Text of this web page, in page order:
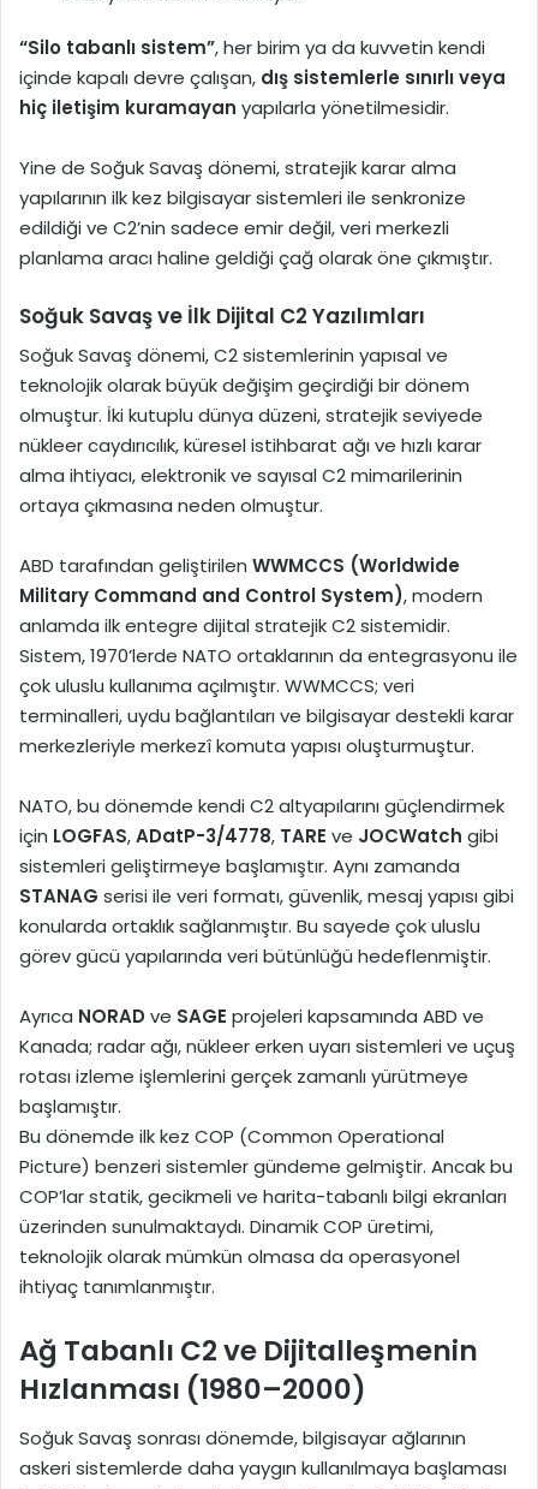
“Silo tabanlı sistem”, her birim ya da kuvvetin kendi
içinde kapalı devre çalışan, dış sistemlerle sınırlı veya
hiç iletişim kuramayan yapılarla yönetilmesidir.
Yine de Soğuk Savaş dönemi, stratejik karar alma
yapılarının ilk kez bilgisayar sistemleri ile senkronize
edildiği ve C2’nin sadece emir değil, veri merkezli
planlama aracı haline geldiği çağ olarak öne çıkmıştır.
Soğuk Savaş ve İlk Dijital C2 Yazılımları
Soğuk Savaş dönemi, C2 sistemlerinin yapısal ve
teknolojik olarak büyük değişim geçirdiği bir dönem
olmuştur. İki kutuplu dünya düzeni, stratejik seviyede
nükleer caydırıcılık, küresel istihbarat ağı ve hızlı karar
alma ihtiyacı, elektronik ve sayısal C2 mimarilerinin
ortaya çıkmasına neden olmuştur.
ABD tarafından geliştirilen WWMCCS (Worldwide
Military Command and Control System), modern
anlamda ilk entegre dijital stratejik C2 sistemidir.
Sistem, 1970’lerde NATO ortaklarının da entegrasyonu ile
çok uluslu kullanıma açılmıştır. WWMCCS; veri
terminalleri, uydu bağlantıları ve bilgisayar destekli karar
merkezleriyle merkezî komuta yapısı oluşturmuştur.
NATO, bu dönemde kendi C2 altyapılarını güçlendirmek
için LOGFAS,ADatP-3/4778, TARE ve JOCWatch gibi
sistemleri geliştirmeye başlamıştır. Aynı zamanda
STANAG serisi ile veri formatı, güvenlik, mesaj yapısı gibi
konularda ortaklık sağlanmıştır. Bu sayede çok uluslu
görev gücü yapılarında veri bütünlüğü hedeflenmiştir.
Ayrıca NORADve SAGE projeleri kapsamında ABD ve
Kanada; radar ağı, nükleer erken uyarı sistemleri ve uçuş
rotası izleme işlemlerini gerçek zamanlı yürütmeye
başlamıştır.
Bu dönemde ilk kez COP (Common Operational
Picture) benzeri sistemler gündeme gelmiştir. Ancak bu
COP’lar statik, gecikmeli ve harita-tabanlı bilgi ekranları
üzerinden sunulmaktaydı. Dinamik COP üretimi,
teknolojik olarak mümkün olmasa da operasyonel
ihtiyaç tanımlanmıştır.
Ağ Tabanlı C2 ve Dijitalleşmenin
Hızlanması (1980–2000)
Soğuk Savaş sonrası dönemde, bilgisayar ağlarının
askeri sistemlerde daha yaygın kullanılmaya başlaması